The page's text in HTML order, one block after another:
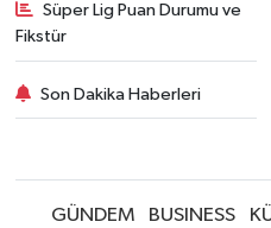
Süper Lig Puan Durumu ve
Fikstür
Son Dakika Haberleri
GÜNDEM BUSINESS